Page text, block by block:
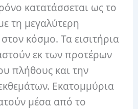
κατατάσσεται ως το
τη μεγαλύτερη
κόσμο. Τα εισιτήρια
εκ των προτέρων
πλήθους και την
Εκατομμύρια
μέσα από το